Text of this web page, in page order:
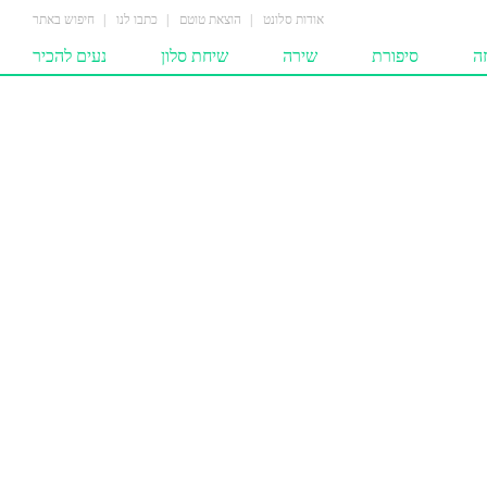
חיפוש באתר כתבו לנו הוצאת טוטם אודות סלונט
נעים להכיר שיחת סלון שירה סיפורת